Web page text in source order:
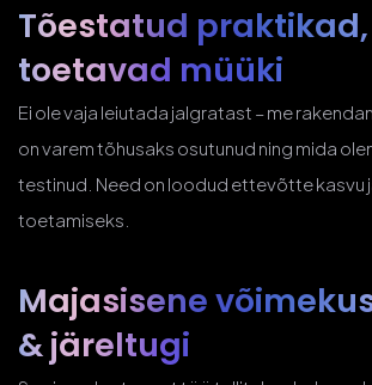
Tõestatud
toetavad müüki
Ei ole vaja leiutada jalgratast – me
on varem tõhusaks osutunud ning mida
testinud. Need on loodud ettevõtte kasvu
toetamiseks.
Majasisene
& järeltugi